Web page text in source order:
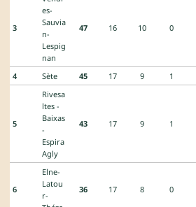
3
es-
Sauvia
n-
Lespig
nan
47 16 10 0
4 Sète 45 17 9 1
5
Rivesa
ltes -
Baixas
-
Espira
Agly
43 17 9 1
6
Elne-
Latou
r-
36 17 8 0